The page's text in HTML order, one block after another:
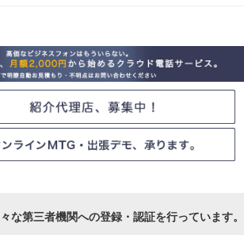
な第三者機関への登録・認証を行っています。